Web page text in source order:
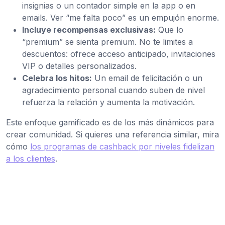
insignias o un contador simple en la app o en
emails. Ver “me falta poco” es un empujón enorme.
Incluye recompensas exclusivas: Que lo
“premium” se sienta premium. No te limites a
descuentos: ofrece acceso anticipado, invitaciones
VIP o detalles personalizados.
Celebra los hitos: Un email de felicitación o un
agradecimiento personal cuando suben de nivel
refuerza la relación y aumenta la motivación.
Este enfoque gamificado es de los más dinámicos para
crear comunidad. Si quieres una referencia similar, mira
cómo los programas de cashback por niveles fidelizan
a los clientes.